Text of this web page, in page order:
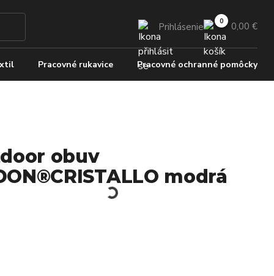
Prihlásenie 0,00 €
Pracovné rukavice Pracovné ochranné pomôcky
obuv
modrá